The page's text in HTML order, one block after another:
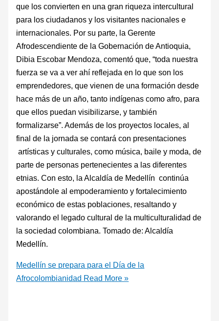
que los convierten en una gran riqueza intercultural
para los ciudadanos y los visitantes nacionales e
internacionales. Por su parte, la Gerente
Afrodescendiente de la Gobernación de Antioquia,
Dibia Escobar Mendoza, comentó que, “toda nuestra
fuerza se va a ver ahí reflejada en lo que son los
emprendedores, que vienen de una formación desde
hace más de un año, tanto indígenas como afro, para
que ellos puedan visibilizarse, y también
formalizarse”. Además de los proyectos locales, al
final de la jornada se contará con presentaciones
artísticas y culturales, como música, baile y moda, de
parte de personas pertenecientes a las diferentes
etnias. Con esto, la Alcaldía de Medellín continúa
apostándole al empoderamiento y fortalecimiento
económico de estas poblaciones, resaltando y
valorando el legado cultural de la multiculturalidad de
la sociedad colombiana. Tomado de: Alcaldía
Medellín.
Medellín se prepara para el Día de la
Afrocolombianidad Read More »